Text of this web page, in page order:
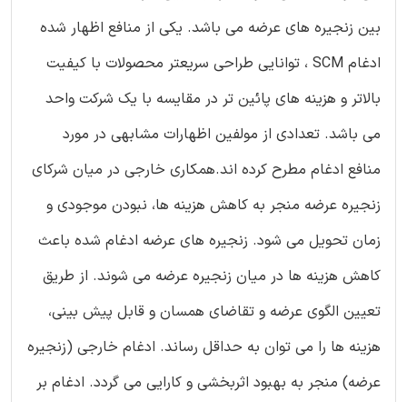
بین زنجیره های عرضه می باشد. یکی از منافع اظهار شده
ادغام SCM ، توانایی طراحی سریعتر محصولات با کیفیت
بالاتر و هزینه های پائین تر در مقایسه با یک شرکت واحد
می باشد. تعدادی از مولفین اظهارات مشابهی در مورد
منافع ادغام مطرح کرده اند.همکاری خارجی در میان شرکای
زنجیره عرضه منجر به کاهش هزینه ها، نبودن موجودی و
زمان تحویل می شود. زنجیره های عرضه ادغام شده باعث
کاهش هزینه ها در میان زنجیره عرضه می شوند. از طریق
تعیین الگوی عرضه و تقاضای همسان و قابل پیش بینی،
هزینه ها را می توان به حداقل رساند. ادغام خارجی (زنجیره
عرضه) منجر به بهبود اثربخشی و کارایی می گردد. ادغام بر